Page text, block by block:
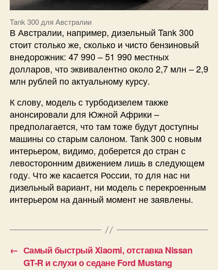
Tank 300 для Австралии
В Австралии, например, дизельный Tank 300
стоит столько же, сколько и чисто бензиновый
внедорожник: 47 990 – 51 990 местных
долларов, что эквивалентно около 2,7 млн – 2,9
млн рублей по актуальному курсу.
К слову, модель с турбодизелем также
анонсировали для Южной Африки –
предполагается, что там тоже будут доступны
машины со старым салоном. Tank 300 с новым
интерьером, видимо, доберется до стран с
левосторонним движением лишь в следующем
году. Что же касается России, то для нас ни
дизельный вариант, ни модель с перекроенным
интерьером на данный момент не заявлены.
← Самый быстрый Xiaomi, отставка Nissan
GT-R и слухи о седане Ford Mustang